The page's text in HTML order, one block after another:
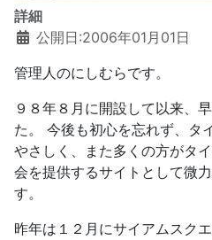
詳細
公開日:2006年01月01日
管理人のにしむらです。
９８年８月に開設して以来、
た。 今後も初心を忘れず、タ
やさしく、また多くの方がタ
会を提供するサイトとして微
す。
昨年は１２月にサイアムスク